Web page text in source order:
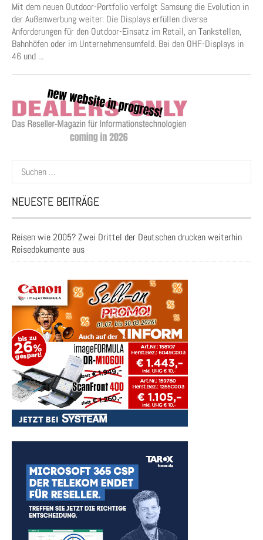
Mit dem neuen Outdoor-Portfolio verfolgt Samsung die Evolution in
der Außenwerbung weiter: Die Displays erfüllen diverse
Anforderungen für den Outdoor-Einsatz im Retail, an Tankstellen,
Bahnhöfen oder im Unternehmensumfeld. Bei den OHF-Displays in
46 und ...
Suchen
nach:
NEUESTE BEITRÄGE
Reisen wie 2005? Zwei Drittel der Deutschen drucken weiterhin
Reisedokumente aus